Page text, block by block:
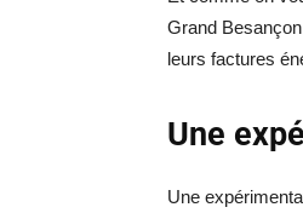
Grand
leurs factures
Une
Une